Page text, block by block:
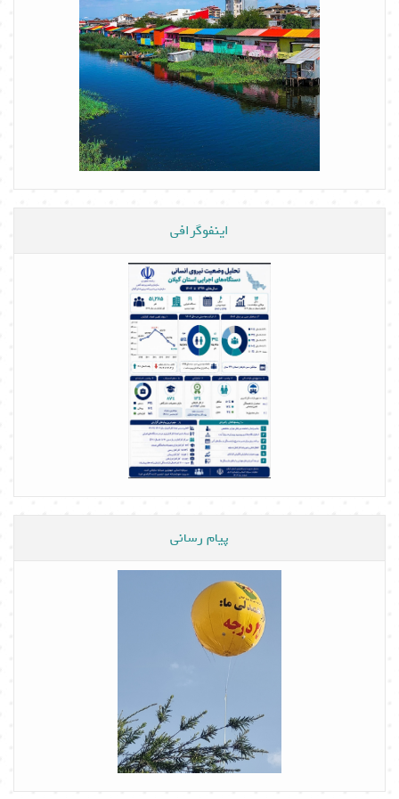
اینفوگرافی
پیام رسانی